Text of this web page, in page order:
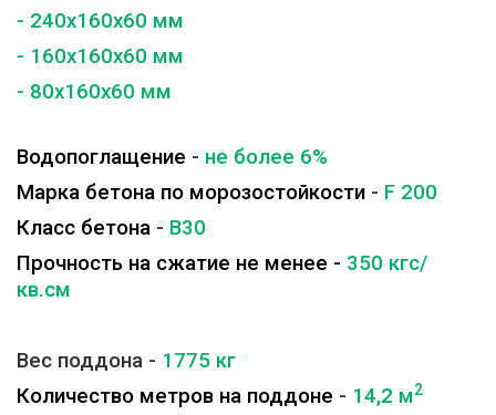
- 240x160x60 мм
- 160x160x60 мм
- 80x160x60 мм
Водопоглащение - не более 6%
Марка бетона по морозостойкости - F 200
Класс бетона - B30
Прочность на сжатие не менее - 350 кгс/
кв.см
Вес поддона - 1775 кг
Количество метров на поддоне - 14,2 м2